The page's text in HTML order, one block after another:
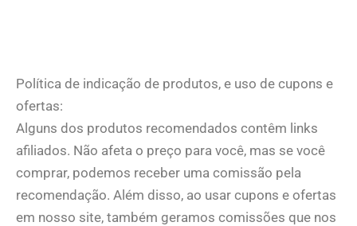
Política de indicação de produtos, e uso de cupons e
ofertas:
Alguns dos produtos recomendados contêm links
afiliados. Não afeta o preço para você, mas se você
comprar, podemos receber uma comissão pela
recomendação. Além disso, ao usar cupons e ofertas
em nosso site, também geramos comissões que nos